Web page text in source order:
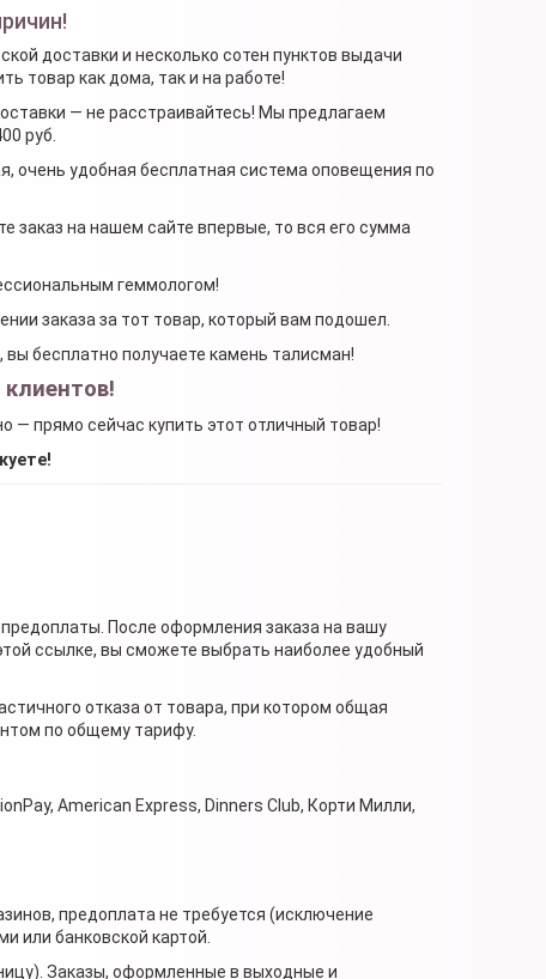
доставки и несколько сотен пунктов выдачи
товар как дома, так и на работе!
— не расстраивайтесь! Мы предлагаем
руб.
очень удобная бесплатная система оповещения по
заказ на нашем сайте впервые, то вся его сумма
геммологом!
заказа за тот товар, который вам подошел.
вы бесплатно получаете камень талисман!
— прямо сейчас купить этот отличный товар!
После оформления заказа на вашу
ссылке, вы сможете выбрать наиболее удобный
отказа от товара, при котором общая
по общему тарифу.
American Express, Dinners Club, Корти Милли,
предоплата не требуется (исключение
или банковской картой.
Заказы, оформленные в выходные и